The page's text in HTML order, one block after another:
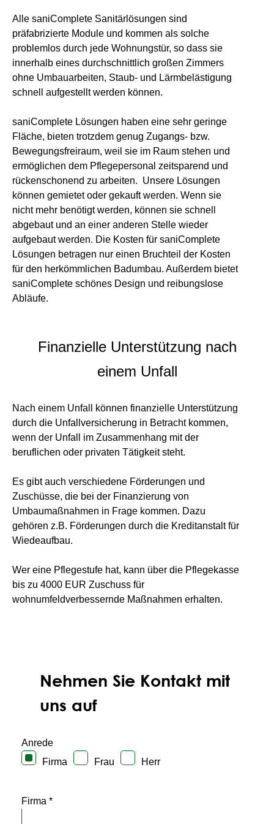
Alle saniComplete Sanitärlösungen sind
präfabrizierte Module und kommen als solche
problemlos durch jede Wohnungstür, so dass sie
innerhalb eines durchschnittlich großen Zimmers
ohne Umbauarbeiten, Staub- und Lärmbelästigung
schnell aufgestellt werden können.
saniComplete Lösungen haben eine sehr geringe
Fläche, bieten trotzdem genug Zugangs- bzw.
Bewegungsfreiraum, weil sie im Raum stehen und
ermöglichen dem Pflegepersonal zeitsparend und
rückenschonend zu arbeiten. Unsere Lösungen
können gemietet oder gekauft werden. Wenn sie
nicht mehr benötigt werden, können sie schnell
abgebaut und an einer anderen Stelle wieder
aufgebaut werden. Die Kosten für saniComplete
Lösungen betragen nur einen Bruchteil der Kosten
für den herkömmlichen Badumbau. Außerdem bietet
saniComplete schönes Design und reibungslose
Abläufe.
Finanzielle Unterstützung nach
einem Unfall
Nach einem Unfall können finanzielle Unterstützung
durch die Unfallversicherung in Betracht kommen,
wenn der Unfall im Zusammenhang mit der
beruflichen oder privaten Tätigkeit steht.
Es gibt auch verschiedene Förderungen und
Zuschüsse, die bei der Finanzierung von
Umbaumaßnahmen in Frage kommen. Dazu
gehören z.B. Förderungen durch die Kreditanstalt für
Wiedeaufbau.
Wer eine Pflegestufe hat, kann über die Pflegekasse
bis zu 4000 EUR Zuschuss für
wohnumfeldverbessernde Maßnahmen erhalten.
Nehmen Sie Kontakt mit
uns auf
Anrede
Firma
Frau Herr
Firma *